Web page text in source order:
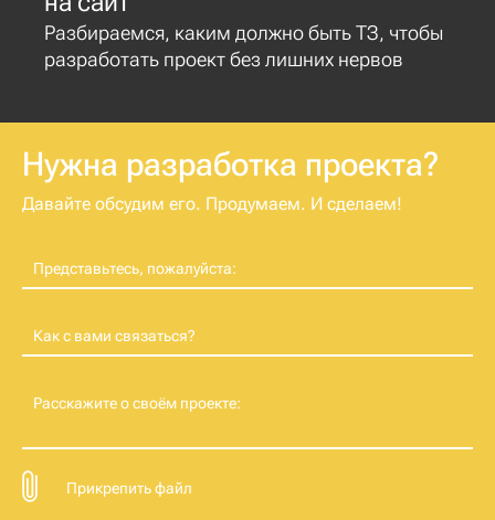
Разбираемся, каким должно быть ТЗ, чтобы
разработать проект без лишних нервов
Нужна разработка проекта?
Давайте обсудим его. Продумаем. И сделаем!
Представьтесь, пожалуйста:
Как с вами связаться?
Расскажите о своём проекте:
Прикрепить файл